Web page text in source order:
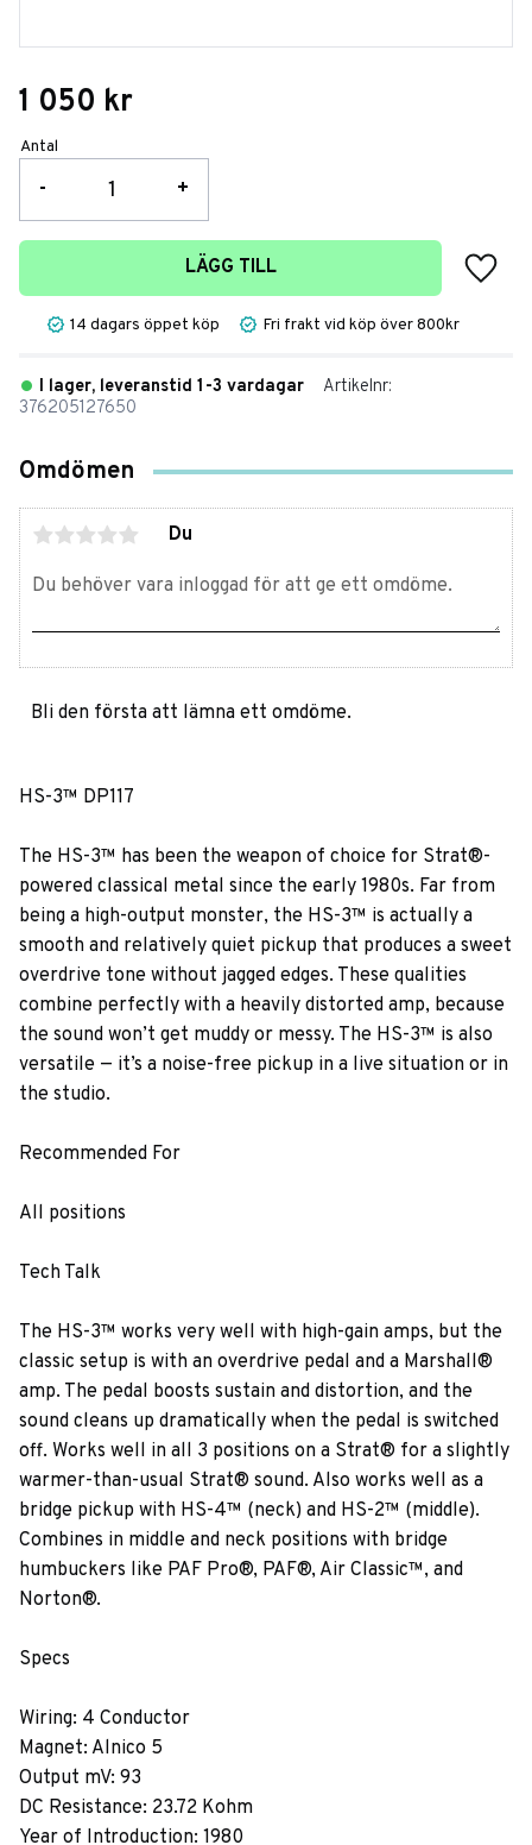
1 050 kr
Antal
+
-
LÄGG TILL
Lägg
14 dagars öppet köp Fri frakt vid köp över 800kr
I lager, leveranstid 1-3 vardagar
Artikelnr
376205127650
Omdömen
Du
Bli den första att lämna ett omdöme.
HS-3™ DP117
The HS-3™ has been the weapon of choice for Strat®-
powered classical metal since the early 1980s. Far from
being a high-output monster, the HS-3™ is actually a
smooth and relatively quiet pickup that produces a sweet
overdrive tone without jagged edges. These qualities
combine perfectly with a heavily distorted amp, because
the sound won’t get muddy or messy. The HS-3™ is also
versatile — it’s a noise-free pickup in a live situation or in
the studio.
Recommended For
All positions
Tech Talk
The HS-3™ works very well with high-gain amps, but the
classic setup is with an overdrive pedal and a Marshall®
amp. The pedal boosts sustain and distortion, and the
sound cleans up dramatically when the pedal is switched
off. Works well in all 3 positions on a Strat® for a slightly
warmer-than-usual Strat® sound. Also works well as a
bridge pickup with HS-4™ (neck) and HS-2™ (middle).
Combines in middle and neck positions with bridge
humbuckers like PAF Pro®, PAF®, Air Classic™, and
Norton®.
Specs
Wiring: 4 Conductor
Magnet: Alnico 5
Output mV: 93
DC Resistance: 23.72 Kohm
Year of Introduction: 1980